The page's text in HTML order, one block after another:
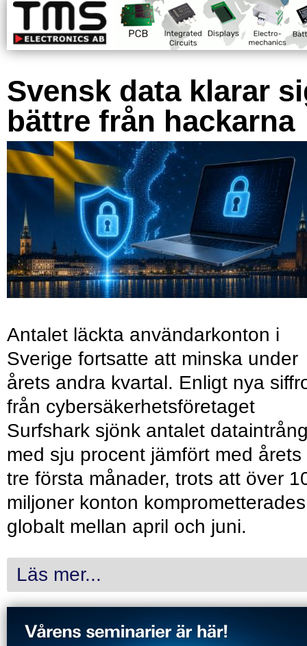
Svensk data klarar
bättre från hackarna
Antalet läckta användarkonton i
Sverige fortsatte att minska under
årets andra kvartal. Enligt nya
från cybersäkerhetsföretaget
Surfshark sjönk antalet
med sju procent jämfört med årets
tre första månader, trots att över
miljoner konton komprometterades
globalt mellan april och juni.
Läs mer...